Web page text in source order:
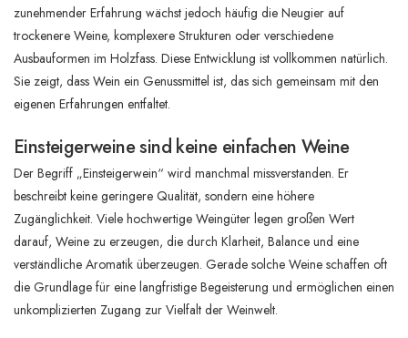
zunehmender Erfahrung wächst jedoch häufig die Neugier auf
trockenere Weine, komplexere Strukturen oder verschiedene
Ausbauformen im Holzfass. Diese Entwicklung ist vollkommen natürlich.
Sie zeigt, dass Wein ein Genussmittel ist, das sich gemeinsam mit den
eigenen Erfahrungen entfaltet.
Einsteigerweine sind keine einfachen Weine
Der Begriff „Einsteigerwein“ wird manchmal missverstanden. Er
beschreibt keine geringere Qualität, sondern eine höhere
Zugänglichkeit. Viele hochwertige Weingüter legen großen Wert
darauf, Weine zu erzeugen, die durch Klarheit, Balance und eine
verständliche Aromatik überzeugen. Gerade solche Weine schaffen oft
die Grundlage für eine langfristige Begeisterung und ermöglichen einen
unkomplizierten Zugang zur Vielfalt der Weinwelt.